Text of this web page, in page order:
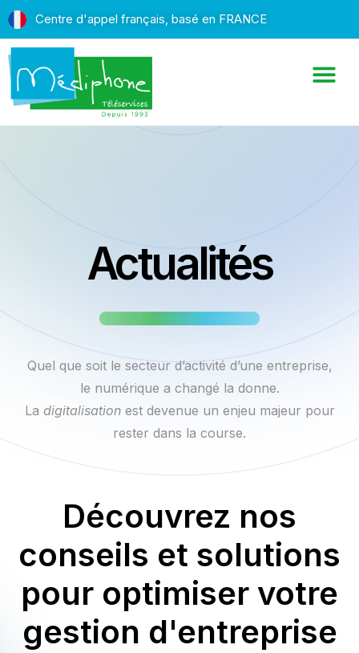
Centre d'appel français, basé en FRANCE
Actualités
Quel que soit le secteur d’activité d’une entreprise,
le numérique a changé la donne.
La digitalisationest devenue un enjeu majeur pour
rester dans la course.
Découvrez nos
conseils et solutions
pour optimiser votre
gestion d'entreprise